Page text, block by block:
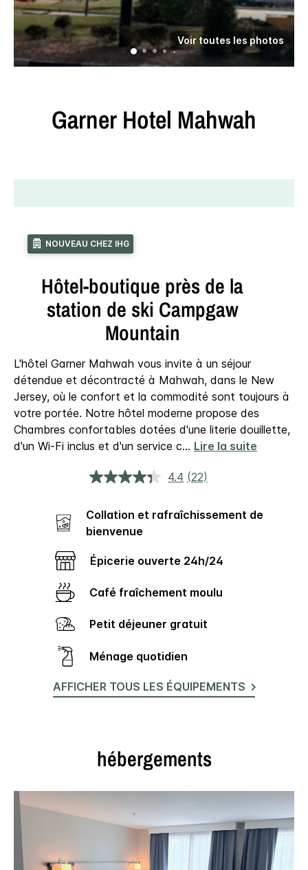
Voir toutes les photos
Garner Hotel Mahwah
NOUVEAU CHEZ IHG
Hôtel-boutique près de la
station de ski Campgaw
Mountain
L'hôtel Garner Mahwah vous invite à un séjour
détendue et décontracté à Mahwah, dans le New
Jersey, où le confort et la commodité sont toujours à
votre portée. Notre hôtel moderne propose des
Chambres confortables dotées d'une literie douillette,
d'un Wi-Fi inclus et d'un service c... Lire la suite
4.4 Lire
Lien
page.
(22)
Collation et rafraîchissement de
bienvenue
Épicerie ouverte 24h/​24
Café fraîchement moulu
Petit déjeuner gratuit
Ménage quotidien
AFFICHER TOUS LES ÉQUIPEMENTS
hébergements